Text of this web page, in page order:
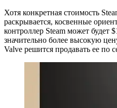
Хотя конкретная стоимость
раскрывается, косвенные
контроллер Steam может будет
значительно более высокую
Valve решится продавать ее по